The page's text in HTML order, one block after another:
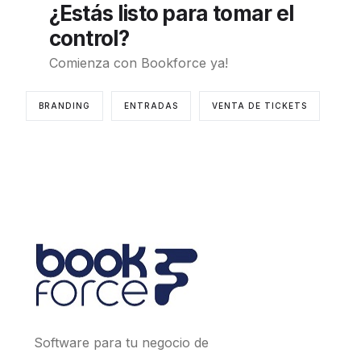
¿Estás listo para tomar el
control?
Comienza con Bookforce ya!
BRANDING ENTRADAS VENTA DE TICKETS
Software para tu negocio de